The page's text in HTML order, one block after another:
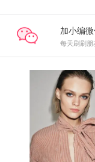
加小编微
每天刷刷